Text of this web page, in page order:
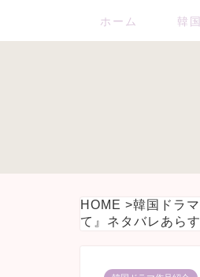
ホーム 韓
HOME >韓国ドラ
て』ネタバレあら